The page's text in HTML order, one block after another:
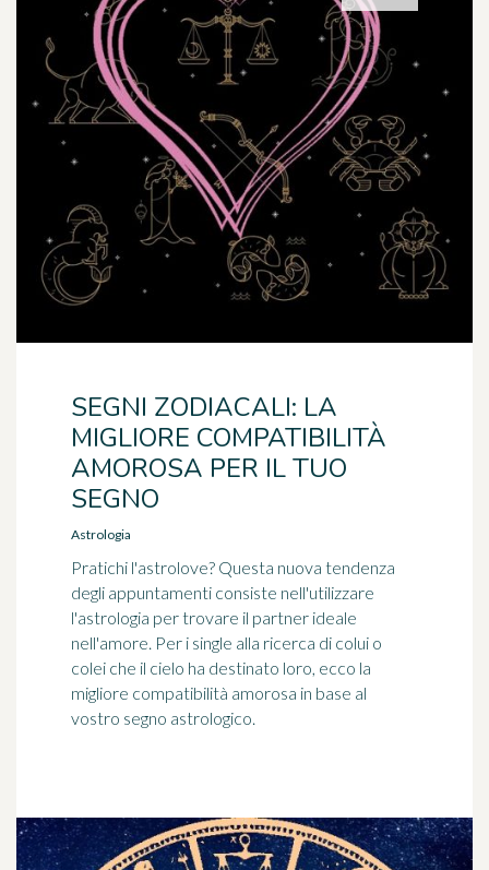
SEGNI ZODIACALI: LA
MIGLIORE COMPATIBILITÀ
AMOROSA PER IL TUO
SEGNO
Astrologia
Pratichi l'astrolove? Questa nuova tendenza
degli appuntamenti consiste nell'utilizzare
l'astrologia per trovare il partner ideale
nell'amore. Per i single alla ricerca di colui o
colei che il cielo ha destinato loro, ecco la
migliore compatibilità amorosa in base al
vostro segno astrologico.